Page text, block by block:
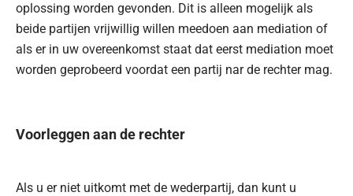
oplossing worden gevonden. Dit is alleen mogelijk als
beide partijen vrijwillig willen meedoen aan mediation of
als er in uw overeenkomst staat dat eerst mediation moet
worden geprobeerd voordat een partij nar de rechter mag.
Voorleggen aan de rechter
Als u er niet uitkomt met de wederpartij, dan kunt u